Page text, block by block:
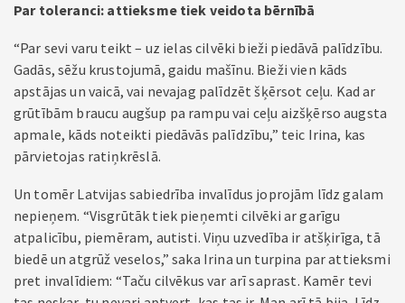
Par toleranci: attieksme tiek veidota bērnībā
“Par sevi varu teikt – uz ielas cilvēki bieži piedāvā palīdzību.
Gadās, sēžu krustojumā, gaidu mašīnu. Bieži vien kāds
apstājas un vaicā, vai nevajag palīdzēt šķērsot ceļu. Kad ar
grūtībām braucu augšup pa rampu vai ceļu aizšķērso augsta
apmale, kāds noteikti piedāvās palīdzību,” teic Irina, kas
pārvietojas ratiņkrēslā.
Un tomēr Latvijas sabiedrība invalīdus joprojām līdz galam
nepieņem. “Visgrūtāk tiek pieņemti cilvēki ar garīgu
atpalicību, piemēram, autisti. Viņu uzvedība ir atšķirīga, tā
biedē un atgrūž veselos,” saka Irina un turpina par attieksmi
pret invalīdiem: “Taču cilvēkus var arī saprast. Kamēr tevi